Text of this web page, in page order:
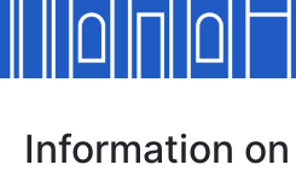
Show/Hide
Show/Hide
Information